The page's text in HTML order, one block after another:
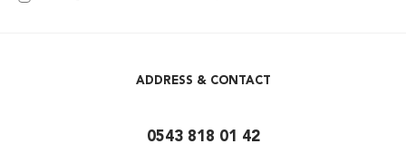
ADDRESS & CONTACT
0543 818 01 42